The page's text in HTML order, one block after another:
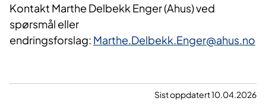
Kontakt Marthe Delbekk Enger (Ahus) ved
spørsmål eller
endringsforslag: Marthe.Delbekk.Enger@ahus.no
Sist oppdatert 10.04.2026